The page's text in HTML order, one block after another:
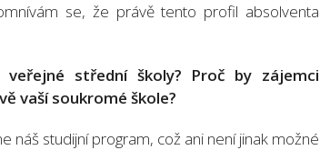
se, že právě tento profil absolventa
střední školy? Proč by zájemci
vaší soukromé škole?
náš studijní program, což ani není jinak možné